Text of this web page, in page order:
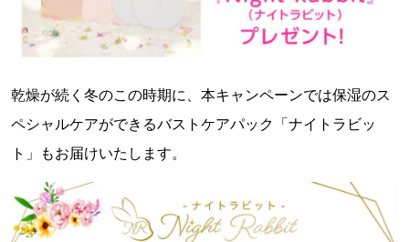
乾燥が続く冬のこの時期に、本キャンペーンでは保湿のス
ペシャルケアができるバストケアパック「ナイトラビッ
ト」もお届けいたします。